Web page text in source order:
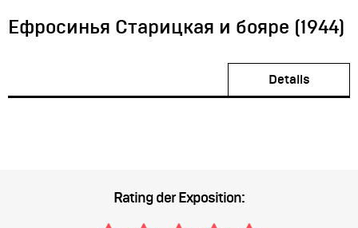
Ефросинья Старицкая и бояре (1944)
Details
Rating der Exposition: